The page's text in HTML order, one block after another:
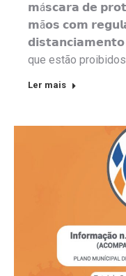
𝗺á𝘀𝗰𝗮𝗿𝗮 𝗱𝗲
𝗺ã𝗼𝘀 𝗰𝗼𝗺
𝗱𝗶𝘀𝘁𝗮𝗻𝗰𝗶𝗮𝗺𝗲𝗻𝘁𝗼
que estão
Ler mais